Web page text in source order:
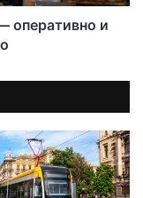
оперативно и